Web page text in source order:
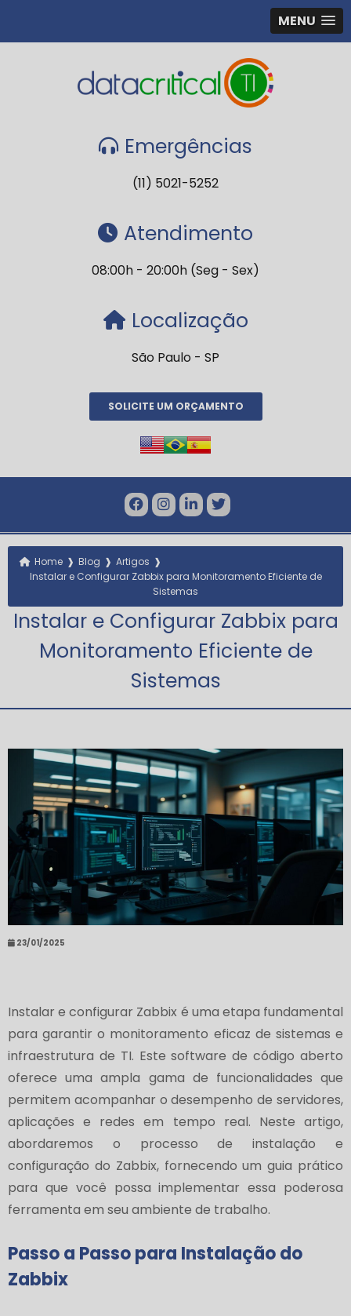
MENU
Emergências
(11) 5021-5252
Atendimento
08:00h - 20:00h (Seg - Sex)
Localização
São Paulo - SP
SOLICITE UM ORÇAMENTO
Home ❱ Blog ❱ Artigos ❱
Instalar e Configurar Zabbix para Monitoramento Eficiente de
Sistemas
Instalar e Configurar Zabbix para
Monitoramento Eficiente de
Sistemas
23/01/2025
Instalar e configurar Zabbix é uma etapa fundamental
para garantir o monitoramento eficaz de sistemas e
infraestrutura de TI. Este software de código aberto
oferece uma ampla gama de funcionalidades que
permitem acompanhar o desempenho de servidores,
aplicações e redes em tempo real. Neste artigo,
abordaremos o processo de instalação e
configuração do Zabbix, fornecendo um guia prático
para que você possa implementar essa poderosa
ferramenta em seu ambiente de trabalho.
Passo a Passo para Instalação do
Zabbix